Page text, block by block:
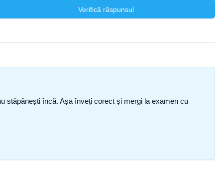
Verifică răspunsul
stăpânești încă. Așa înveți corect și mergi la examen cu